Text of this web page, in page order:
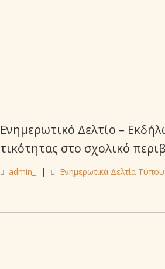
Ενημερωτικό Δελτίο –
τικότητας στο σχολικό
admin_ | Ενημερωτικά Δελτία Τύπου